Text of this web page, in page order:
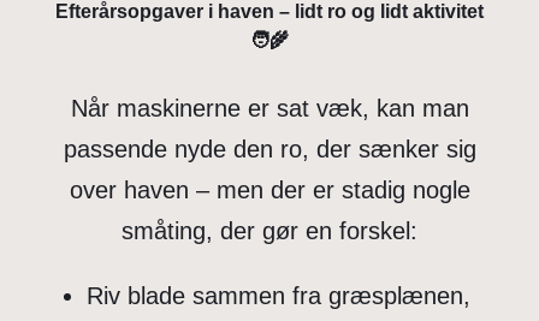
Efterårsopgaver i haven – lidt ro og lidt aktivitet
🧑‍🌾
Når maskinerne er sat væk, kan man
passende nyde den ro, der sænker sig
over haven – men der er stadig nogle
småting, der gør en forskel:
Riv blade sammen fra græsplænen,